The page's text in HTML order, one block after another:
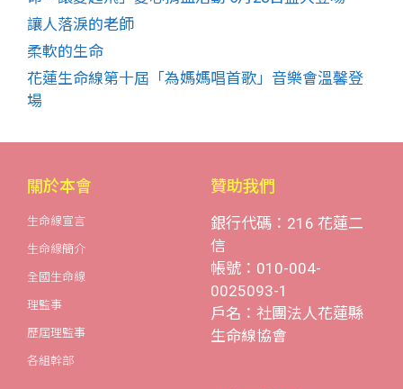
讓人落淚的老師
柔軟的生命
花蓮生命線第十屆「為媽媽唱首歌」音樂會溫馨登
場
關於本會
生命線宣言
生命線簡介
全國生命線
理監事
歷屆理監事
各組幹部
贊助我們
銀行代碼：216 花蓮二
信
帳號：010-004-
0025093-1
戶名：社團法人花蓮縣
生命線協會